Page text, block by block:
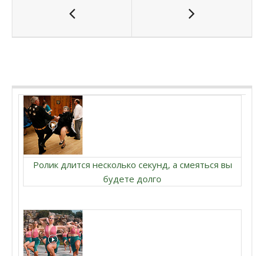
Ролик длится несколько секунд, а смеяться вы
будете долго